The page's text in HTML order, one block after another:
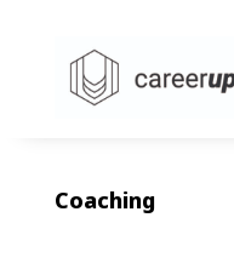
Coaching